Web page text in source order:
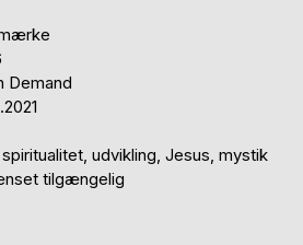
Demand
udvikling, Jesus, mystik
tilgængelig